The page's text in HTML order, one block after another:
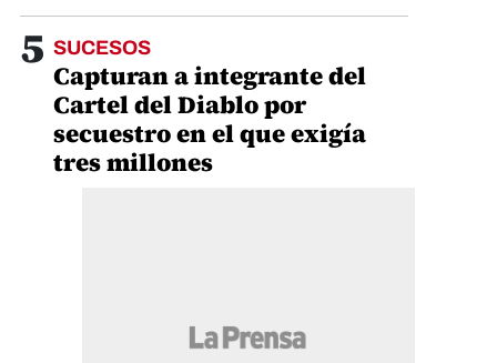
5 SUCESOS
Capturan a integrante del
Cartel del Diablo por
secuestro en el que exigía
tres millones